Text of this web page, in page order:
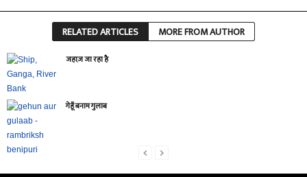
RELATED ARTICLES MORE FROM AUTHOR
जहाज़ जा रहा है
गेहूँ बनाम गुलाब